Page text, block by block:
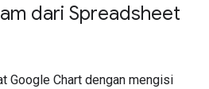
dari Spreadsheet
Google Chart dengan mengisi